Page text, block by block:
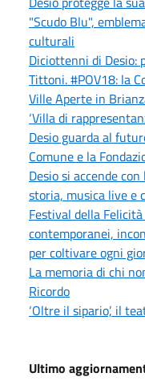
"Scudo Blu",
culturali
Diciottenni di Desio:
Tittoni. #POV18: la
Ville Aperte in
‘Villa di
Desio guarda al
Comune e la
Desio si accende
storia, musica live e
Festival della
contemporanei,
per coltivare ogni
La memoria di chi
Ricordo
‘Oltre il sipario’, il
Ultimo